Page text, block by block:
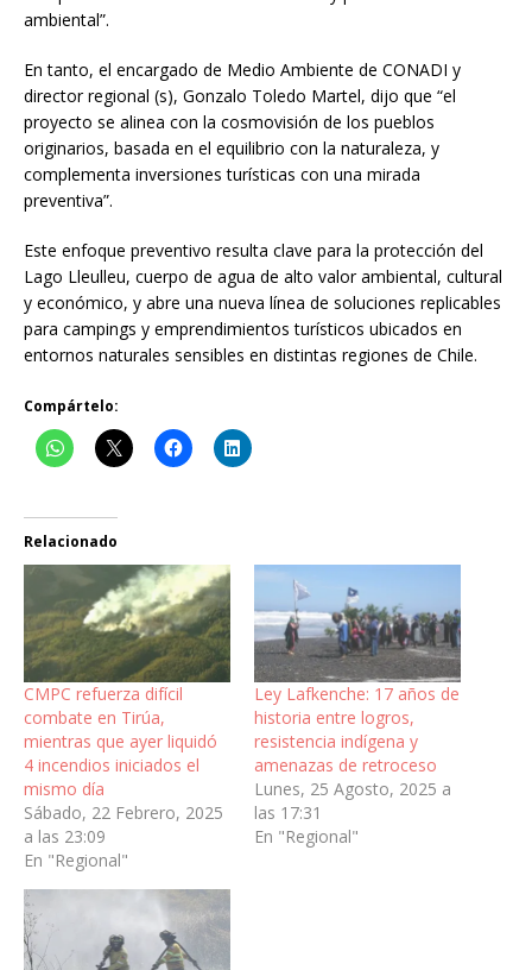
ambiental”.
En tanto, el encargado de Medio Ambiente de CONADI y
director regional (s), Gonzalo Toledo Martel, dijo que “el
proyecto se alinea con la cosmovisión de los pueblos
originarios, basada en el equilibrio con la naturaleza, y
complementa inversiones turísticas con una mirada
preventiva”.
Este enfoque preventivo resulta clave para la protección del
Lago Lleulleu, cuerpo de agua de alto valor ambiental, cultural
y económico, y abre una nueva línea de soluciones replicables
para campings y emprendimientos turísticos ubicados en
entornos naturales sensibles en distintas regiones de Chile.
Compártelo:
Relacionado
CMPC refuerza difícil
combate en Tirúa,
mientras que ayer liquidó
4 incendios iniciados el
mismo día
Sábado, 22 Febrero, 2025
a las 23:09
En "Regional"
Ley Lafkenche: 17 años de
historia entre logros,
resistencia indígena y
amenazas de retroceso
Lunes, 25 Agosto, 2025 a
las 17:31
En "Regional"